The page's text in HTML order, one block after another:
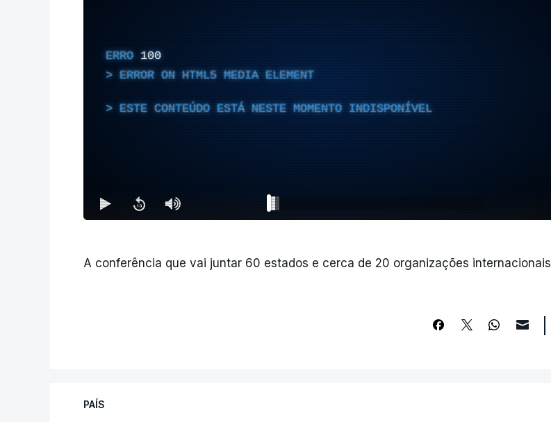
ERRO 100
ERROR ON HTML5 MEDIA ELEMENT
ESTE CONTEÚDO ESTÁ NESTE MOMENTO INDISPONÍVEL
A conferência que vai juntar 60 estados e cerca de 20 organizações internacionais
PAÍS